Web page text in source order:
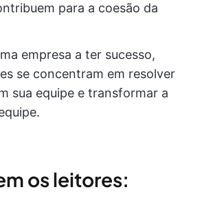
para a coesão da
empresa a ter sucesso,
se concentram em resolver
sua equipe e transformar a
os leitores: